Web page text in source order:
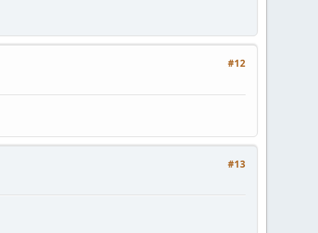
#12
#13